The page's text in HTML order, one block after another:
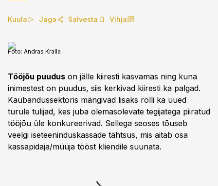
Kuula Jaga Salvesta Vihja
Foto: Andras Kralla
Tööjõu puudus on jälle kiiresti kasvamas ning kuna
inimestest on puudus, siis kerkivad kiiresti ka palgad.
Kaubandussektoris mängivad lisaks rolli ka uued
turule tulijad, kes juba olemasolevate tegijatega piiratud
tööjõu üle konkureerivad. Sellega seoses tõuseb
veelgi iseteeninduskassade tähtsus, mis aitab osa
kassapidaja/müüja tööst kliendile suunata.